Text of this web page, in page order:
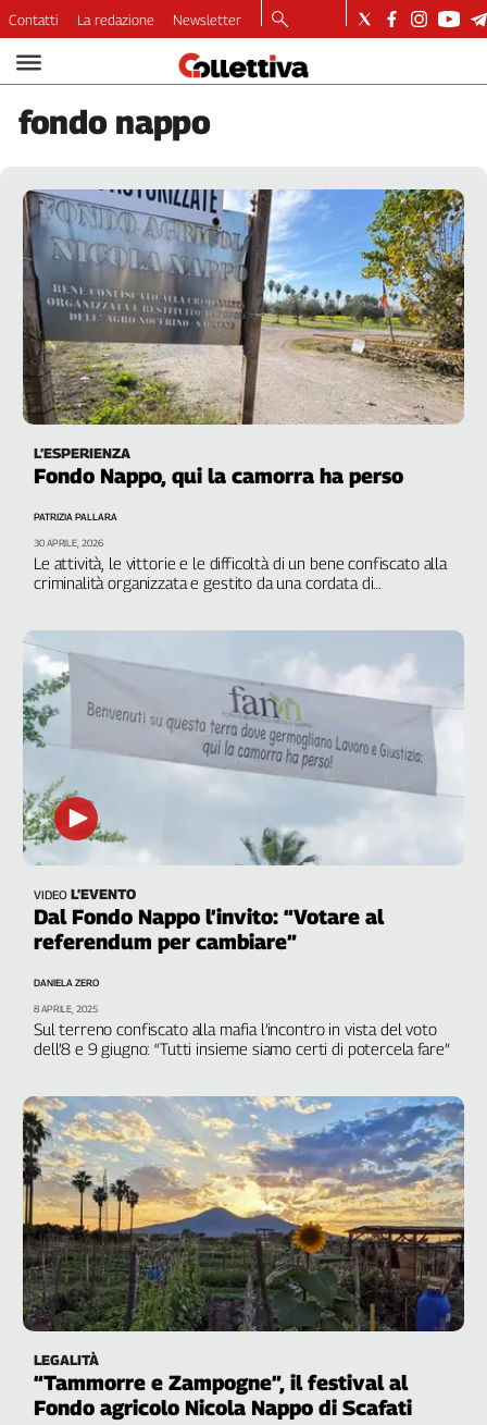
Video
Podcast
Dirette
Economia
Lavoro
Ambiente
Diritti
Welfare
Italia
Internazionale
Culture
Categorie
Fillea
Filt
Fisac
Flai
Flc
Fp
Spi
Inca
Caaf
Speciali
G8
sangue
120
anni
Cgil
Collettiva
Academy
Collettiva
Play
Rubriche
Talk
settimana
Contatti La redazione Newsletter
fondo nappo
L’ESPERIENZA
Fondo Nappo, qui la camorra ha perso
Le attività, le vittorie e le difficoltà di un bene confiscato alla
criminalità organizzata e gestito da una cordata di
PATRIZIA PALLARA
30 APRILE, 2026
VIDEO L’EVENTO
Dal Fondo Nappo l’invito: “Votare al
referendum per cambiare”
Sul terreno confiscato alla mafia l’incontro in vista del voto
dell’8 e 9 giugno: “Tutti insieme siamo certi di potercela fare”
DANIELA ZERO
8 APRILE, 2025
LEGALITÀ
“Tammorre e Zampogne”, il festival al
Fondo agricolo Nicola Nappo di Scafati